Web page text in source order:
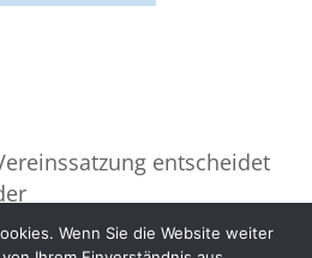
entscheidet
Der jährliche
Wenn Sie die Website weiter